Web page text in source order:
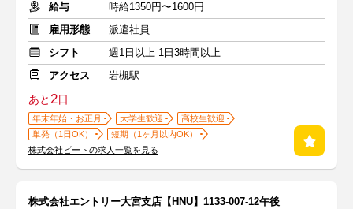
給与
時給1350円〜1600円
雇用形態
派遣社員
シフト
週1日以上 1日3時間以上
アクセス
岩槻駅
あと2日
年末年始・お正月 大学生歓迎
高校生歓迎
単発（1日OK）
短期（1ヶ月以内OK）
株式会社ビートの求人一覧を見る
株式会社エントリー大宮支店【HNU】1133-007-12午後